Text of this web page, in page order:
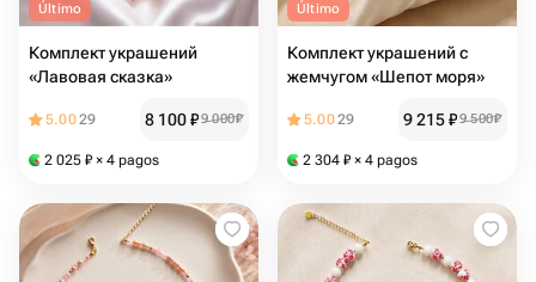
Último
Комплект украшений
«Лавовая сказка»
5.0029 8 100₽9 000₽
2 025 ₽ × 4 pagos
Último
Комплект украшений с
жемчугом «Шепот моря»
5.0029 9 215₽9 500₽
2 304 ₽ × 4 pagos